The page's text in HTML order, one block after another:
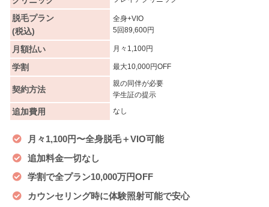
脱毛プラン
(税込)
全身+VIO
5回89,600円
月額払い 月々1,100円
学割 最大10,000円OFF
契約方法
親の同伴が必要
学生証の提示
追加費用 なし
月々1,100円〜全身脱毛＋VIO可能
追加料金一切なし
学割で全プラン10,000万円OFF
カウンセリング時に体験照射可能で安心